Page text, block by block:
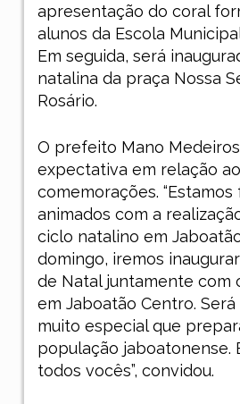
apresentação do coral
alunos da Escola
Em seguida, será
natalina da praça Nossa
Rosário.
O prefeito Mano
expectativa em relação
comemorações. “Estamos
animados com a
ciclo natalino em
domingo, iremos
de Natal juntamente com
em Jaboatão Centro.
muito especial que
população jaboatonense.
todos vocês”, convidou.